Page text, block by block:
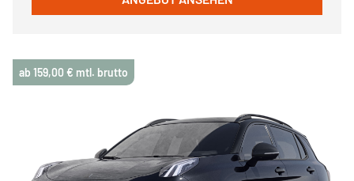
ab 159,00 € mtl. brutto